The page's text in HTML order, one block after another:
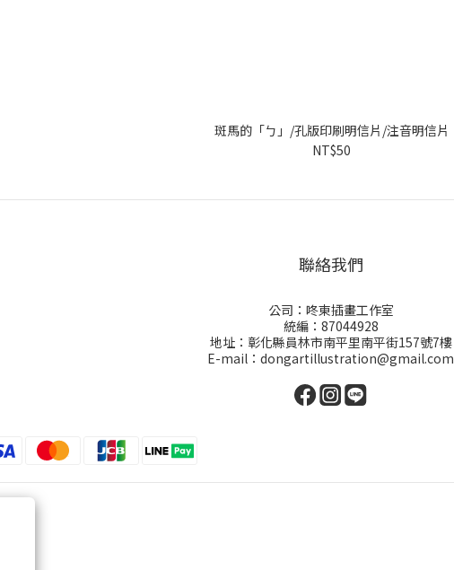
斑馬的「ㄅ」/孔版印刷明信片/注音明信片
NT$50
聯絡我們
公司：咚東插畫工作室
統編：87044928
地址：彰化縣員林市南平里南平街157號7樓
E-mail：dongartillustration@gmail.com